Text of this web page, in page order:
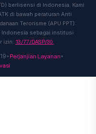
berlisensi di Indonesia. Kami
di bawah peraturan Anti
Terorisme (APU PPT):
Indonesia sebagai institusi
izin: 13/77/DASP/30.
•Perjanjian Layanan•